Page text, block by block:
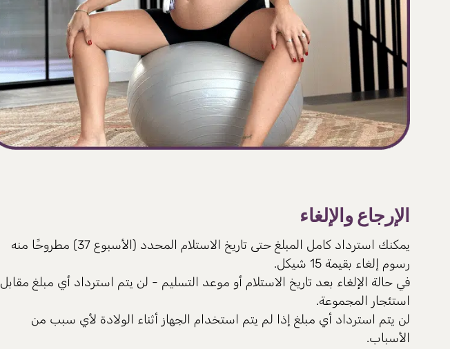
الإرجاع والإلغاء
يمكنك استرداد كامل المبلغ حتى تاريخ الاستلام المحدد (الأسبوع 37) مطروحًا منه
رسوم إلغاء بقيمة 15 شيكل.
في حالة الإلغاء بعد تاريخ الاستلام أو موعد التسليم - لن يتم استرداد أي مبلغ مقابل
استئجار المجموعة.
لن يتم استرداد أي مبلغ إذا لم يتم استخدام الجهاز أثناء الولادة لأي سبب من
الأسباب.